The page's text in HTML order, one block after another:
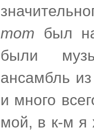
тот был
были
ансамбль
и много
мой, в к-м я